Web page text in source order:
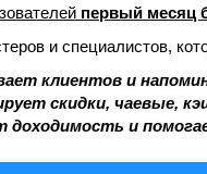
первый месяц
и специалистов,
клиентов и
скидки, чаевые,
доходимость и